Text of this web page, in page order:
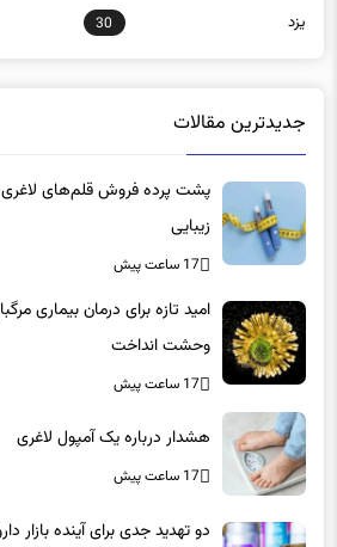
پشت پرده فروش قلم‌های لاغری
زیبایی
17 ساعت پیش
امید تازه برای درمان بیماری
وحشت انداخت
17 ساعت پیش
17 ساعت پیش
در دست دلالان است تا